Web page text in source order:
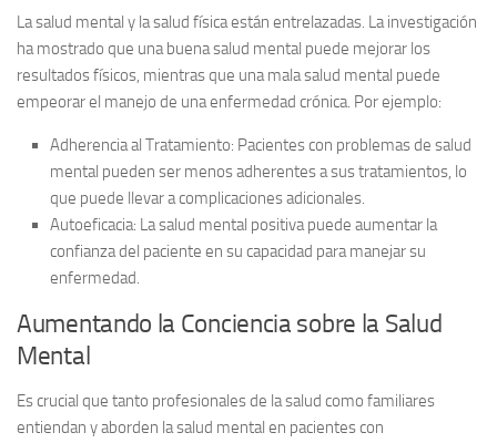
La salud mental y la salud física están entrelazadas. Lainvestigación
ha mostrado que una buena salud mental puede mejorar los
resultados físicos, mientras que una mala salud mental puede
empeorar el manejo de una enfermedad crónica. Por ejemplo:
Adherencia al Tratamiento: Pacientes con problemas de salud
mental pueden ser menos adherentes a sus tratamientos, lo
que puede llevar a complicaciones adicionales.
Autoeficacia: La salud mental positiva puede aumentar la
confianza del paciente en su capacidad para manejar su
enfermedad.
Aumentando la Conciencia sobre la Salud
Mental
Es crucial que tanto profesionales de la salud como familiares
entiendan y aborden la salud mental en pacientes con